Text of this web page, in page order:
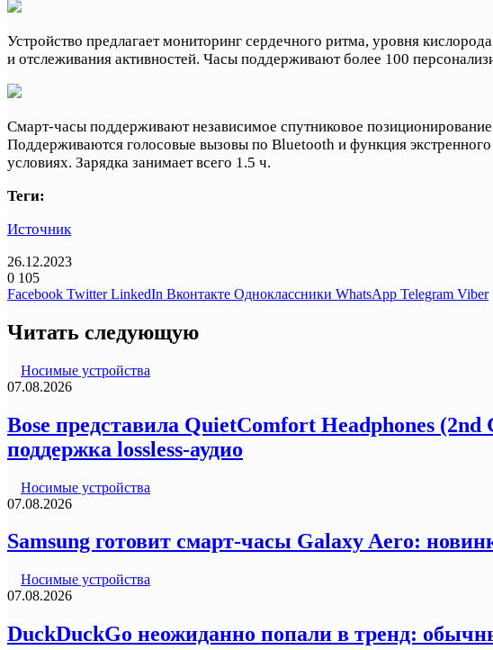
Устройство предлагает мониторинг сердечного ритма, уровня
и отслеживания активностей. Часы поддерживают более 100
Смарт-часы поддерживают независимое спутниковое
Поддерживаются голосовые вызовы по Bluetooth и функция
условиях. Зарядка занимает всего 1.5 ч.
Теги:
Источник
26.12.2023
0 105
Facebook Twitter LinkedIn Вконтакте Одноклассники WhatsApp Telegram Viber
Читать следующую
Носимые устройства
07.08.2026
Bose представила QuietComfort Headphones
поддержка lossless-аудио
Носимые устройства
07.08.2026
Samsung готовит смарт-часы Galaxy Aero:
Носимые устройства
07.08.2026
DuckDuckGo неожиданно попали в тренд: